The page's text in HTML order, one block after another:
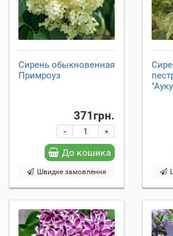
Сирень обыкновенная
Примроуз
371грн.
+
-
До кошика
Швидке замовлення